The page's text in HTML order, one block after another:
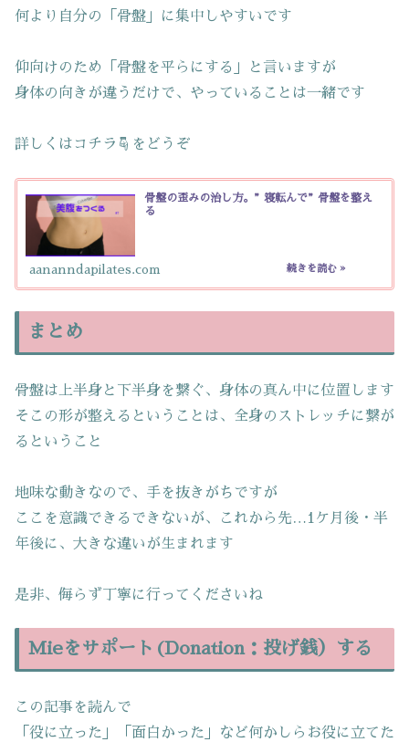
何より自分の「骨盤」に集中しやすいです
仰向けのため「骨盤を平らにする」と言いますが
身体の向きが違うだけで、やっていることは一緒です
詳しくはコチラ☟をどうぞ
骨盤の歪みの治し方。”寝転んで”骨盤を整え
る
aananndapilates.com
まとめ
骨盤は上半身と下半身を繋ぐ、身体の真ん中に位置します
そこの形が整えるということは、全身のストレッチに繋が
るということ
地味な動きなので、手を抜きがちですが
ここを意識できるできないが、これから先…1ケ月後・半
年後に、大きな違いが生まれます
是非、侮らず丁寧に行ってくださいね
Mieをサポート(Donation：投げ銭）する
この記事を読んで
「役に立った」「面白かった」など何かしらお役に立てた